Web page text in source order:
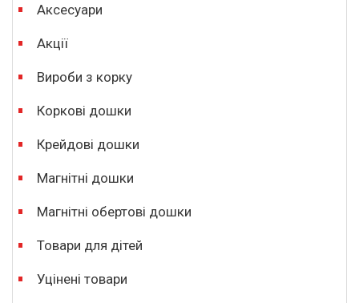
Аксесуари
Акції
Вироби з корку
Коркові дошки
Крейдові дошки
Магнітні дошки
Магнітні обертові дошки
Товари для дітей
Уцінені товари